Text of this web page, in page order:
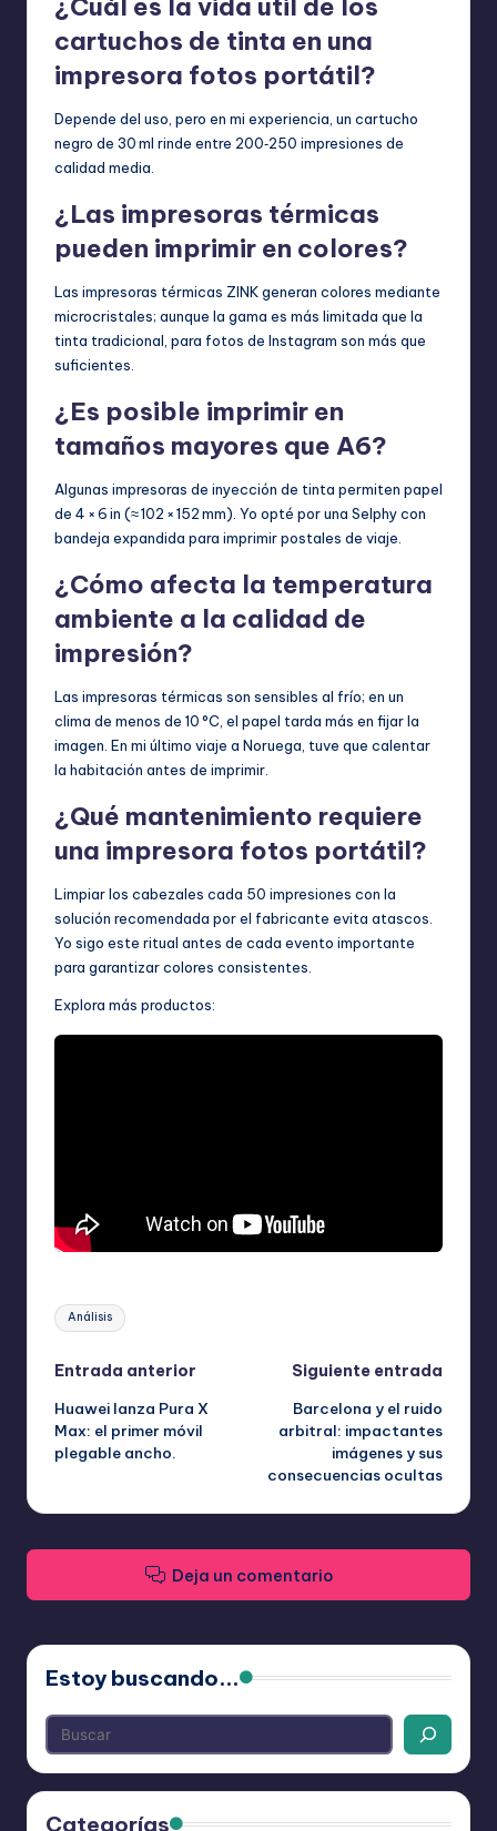
cartuchos de tinta en una
impresora fotos portátil?
Depende del uso, pero en mi experiencia, un cartucho
negro de 30 ml rinde entre 200‑250 impresiones de
calidad media.
¿Las impresoras térmicas
pueden imprimir en colores?
Las impresoras térmicas ZINK generan colores mediante
microcristales; aunque la gama es más limitada que la
tinta tradicional, para fotos de Instagram son más que
suficientes.
¿Es posible imprimir en
tamaños mayores que A6?
Algunas impresoras de inyección de tinta permiten papel
de 4 × 6 in (≈ 102 × 152 mm). Yo opté por una Selphy con
bandeja expandida para imprimir postales de viaje.
¿Cómo afecta la temperatura
ambiente a la calidad de
impresión?
Las impresoras térmicas son sensibles al frío; en un
clima de menos de 10 °C, el papel tarda más en fijar la
imagen. En mi último viaje a Noruega, tuve que calentar
la habitación antes de imprimir.
¿Qué mantenimiento requiere
una impresora fotos portátil?
Limpiar los cabezales cada 50 impresiones con la
solución recomendada por el fabricante evita atascos.
Yo sigo este ritual antes de cada evento importante
para garantizar colores consistentes.
Explora más productos:
Etiquetas:
Análisis
Navegación
de
entradas
Entrada anterior
Huawei lanza Pura X
Max: el primer móvil
plegable ancho.
Siguiente entrada
Barcelona y el ruido
arbitral: impactantes
imágenes y sus
consecuencias ocultas
Deja un comentario
Estoy buscando...
Categorías